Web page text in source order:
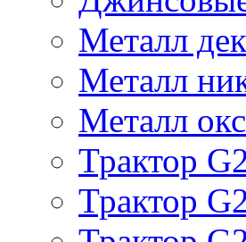
Металл
Металл
Металл
Трактор
Трактор